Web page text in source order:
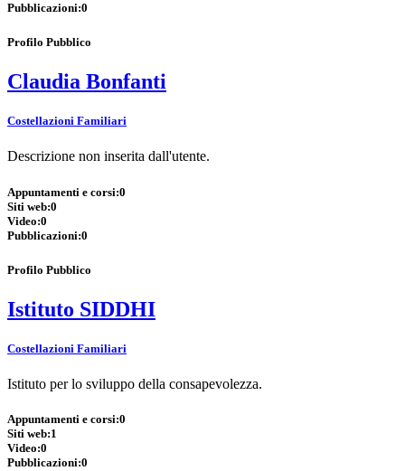
Pubblicazioni:0
Profilo Pubblico
Claudia Bonfanti
Costellazioni Familiari
Descrizione non inserita dall'utente.
Appuntamenti e corsi:0
Siti web:0
Video:0
Pubblicazioni:0
Profilo Pubblico
Istituto SIDDHI
Costellazioni Familiari
Istituto per lo sviluppo della consapevolezza.
Appuntamenti e corsi:0
Siti web:1
Video:0
Pubblicazioni:0